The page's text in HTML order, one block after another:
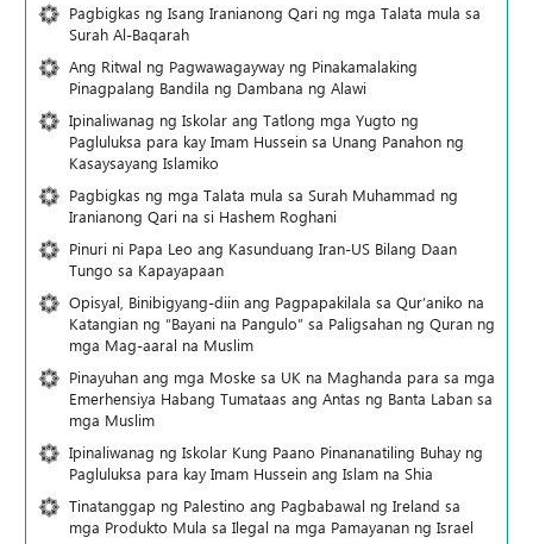
Pagbigkas ng Isang Iranianong Qari ng mga Talata mula sa
Surah Al-Baqarah
Ang Ritwal ng Pagwawagayway ng Pinakamalaking
Pinagpalang Bandila ng Dambana ng Alawi
Ipinaliwanag ng Iskolar ang Tatlong mga Yugto ng
Pagluluksa para kay Imam Hussein sa Unang Panahon ng
Kasaysayang Islamiko
Pagbigkas ng mga Talata mula sa Surah Muhammad ng
Iranianong Qari na si Hashem Roghani
Pinuri ni Papa Leo ang Kasunduang Iran-US Bilang Daan
Tungo sa Kapayapaan
Opisyal, Binibigyang-diin ang Pagpapakilala sa Qur’aniko na
Katangian ng “Bayani na Pangulo” sa Paligsahan ng Quran ng
mga Mag-aaral na Muslim
Pinayuhan ang mga Moske sa UK na Maghanda para sa mga
Emerhensiya Habang Tumataas ang Antas ng Banta Laban sa
mga Muslim
Ipinaliwanag ng Iskolar Kung Paano Pinananatiling Buhay ng
Pagluluksa para kay Imam Hussein ang Islam na Shia
Tinatanggap ng Palestino ang Pagbabawal ng Ireland sa
mga Produkto Mula sa Ilegal na mga Pamayanan ng Israel